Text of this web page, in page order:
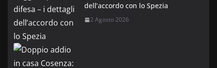
dell’accordo con lo Spezia
2 Agosto 2026